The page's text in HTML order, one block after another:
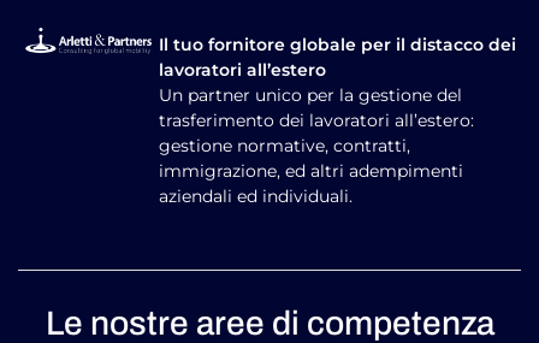
Il tuo fornitore globale per il distacco dei
lavoratori all’estero
Un partner unico per la gestione del
trasferimento dei lavoratori all’estero:
gestione normative, contratti,
immigrazione, ed altri adempimenti
aziendali ed individuali.
Le nostre aree di competenza